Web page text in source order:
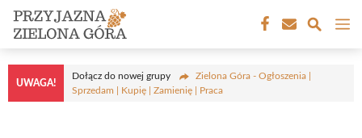
Przejdź
treści
UWAGA!
Dołącz do nowej grupy
Zielona Góra - Ogłoszenia |
Sprzedam | Kupię | Zamienię | Praca